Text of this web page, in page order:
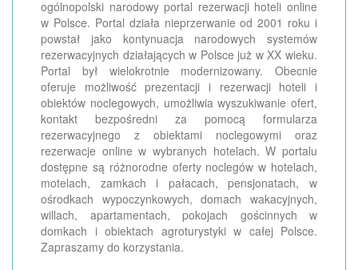
ogólnopolski narodowy portal rezerwacji hoteli online
w Polsce. Portal działa nieprzerwanie od 2001 roku i
powstał jako kontynuacja narodowych systemów
rezerwacyjnych działających w Polsce już w XX wieku.
Portal był wielokrotnie modernizowany. Obecnie
oferuje możliwość prezentacji i rezerwacji hoteli i
obiektów noclegowych, umożliwia wyszukiwanie ofert,
kontakt bezpośredni za pomocą formularza
rezerwacyjnego z obiektami noclegowymi oraz
rezerwacje online w wybranych hotelach. W portalu
dostępne są różnorodne oferty noclegów w hotelach,
motelach, zamkach i pałacach, pensjonatach, w
ośrodkach wypoczynkowych, domach wakacyjnych,
willach, apartamentach, pokojach gościnnych w
domkach i obiektach agroturystyki w całej Polsce.
Zapraszamy do korzystania.